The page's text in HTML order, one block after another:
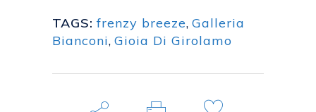
TAGS: frenzy breeze, Galleria
Bianconi, Gioia Di Girolamo